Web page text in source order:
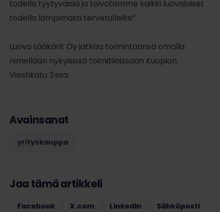
todella tyytyväisiä ja toivotamme kaikki luovalaiset
todella lämpimästi tervetulleiksi”.
Luova Lääkärit Oy jatkaa toimintaansa omalla
nimellään nykyisissä toimitiloissaan Kuopion
Viestikatu 3:ssa.
Avainsanat
yrityskauppa
Jaa tämä artikkeli
Facebook X.com LinkedIn
Sähköposti